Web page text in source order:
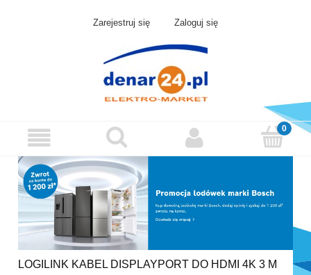
Zarejestruj się Zaloguj się
LOGILINK KABEL DISPLAYPORT DO HDMI 4K 3 M